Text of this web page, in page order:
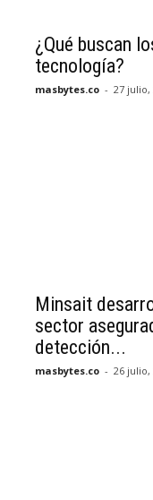
¿Qué buscan
tecnología?
masbytes.co - 27 julio,
Minsait
sector
detección...
masbytes.co - 26 julio,